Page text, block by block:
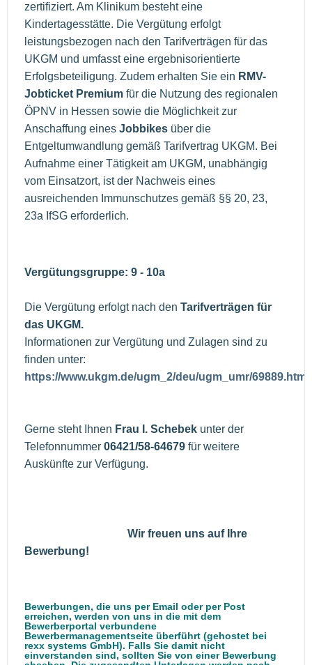
zertifiziert. Am Klinikum besteht eine
Kindertagesstätte. Die Vergütung erfolgt
leistungsbezogen nach den Tarifverträgen für das
UKGM und umfasst eine ergebnisorientierte
Erfolgsbeteiligung. Zudem erhalten Sie ein RMV-
Jobticket Premium für die Nutzung des regionalen
ÖPNV in Hessen sowie die Möglichkeit zur
Anschaffung eines Jobbikes über die
Entgeltumwandlung gemäß Tarifvertrag UKGM. Bei
Aufnahme einer Tätigkeit am UKGM, unabhängig
vom Einsatzort, ist der Nachweis eines
ausreichenden Immunschutzes gemäß §§ 20, 23,
23a IfSG erforderlich.
Vergütungsgruppe: 9 - 10a
Die Vergütung erfolgt nach den Tarifverträgen für
das UKGM.
Informationen zur Vergütung und Zulagen sind zu
finden unter:
https://www.ukgm.de/ugm_2/deu/ugm_umr/69889.html
Gerne steht Ihnen Frau I. Schebek unter der
Telefonnummer 06421/58-64679 für weitere
Auskünfte zur Verfügung.
Wir freuen uns auf Ihre
Bewerbung!
Bewerbungen, die uns per Email oder per Post
erreichen, werden von uns in die mit dem
Bewerberportal verbundene
Bewerbermanagementseite überführt (gehostet bei
rexx systems GmbH). Falls Sie damit nicht
einverstanden sind, sollten Sie von einer Bewerbung